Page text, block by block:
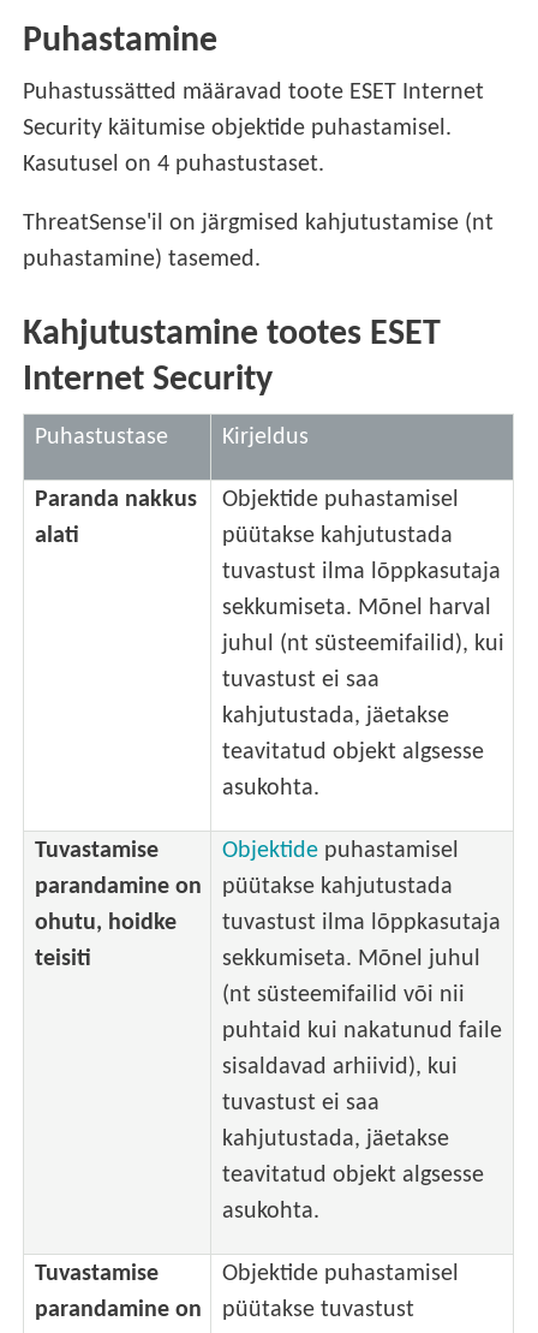
Puhastamine
Puhastussätted määravad toote ESET Internet
Security käitumise objektide puhastamisel.
Kasutusel on 4 puhastustaset.
ThreatSense'il on järgmised kahjutustamise (nt
puhastamine) tasemed.
Kahjutustamine tootes ESET
Internet Security
Puhastustase Kirjeldus
Paranda nakkus
alati
Objektide puhastamisel
püütakse kahjutustada
tuvastust ilma lõppkasutaja
sekkumiseta. Mõnel harval
juhul (nt süsteemifailid), kui
tuvastust ei saa
kahjutustada, jäetakse
teavitatud objekt algsesse
asukohta.
Tuvastamise
parandamine on
ohutu, hoidke
teisiti
Objektide puhastamisel
püütakse kahjutustada
tuvastust ilma lõppkasutaja
sekkumiseta. Mõnel juhul
(nt süsteemifailid või nii
puhtaid kui nakatunud faile
sisaldavad arhiivid), kui
tuvastust ei saa
kahjutustada, jäetakse
teavitatud objekt algsesse
asukohta.
Tuvastamise
parandamine on
Objektide puhastamisel
püütakse tuvastust